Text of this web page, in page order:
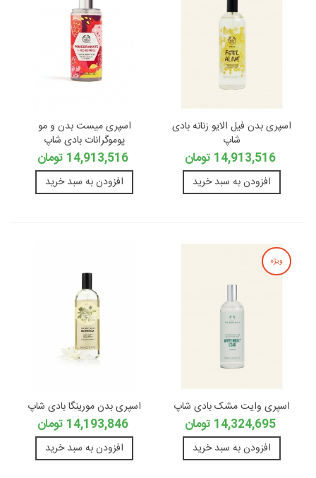
اسپری بدن فیل الایو زنانه بادی
شاپ
14,913,516 تومان
افزودن به سبد خرید
اسپری میست بدن و مو
پوموگرانات بادی شاپ
14,913,516 تومان
افزودن به سبد خرید
ویژه
اسپری وایت مشک بادی شاپ
14,324,695 تومان
افزودن به سبد خرید
اسپری بدن مورینگا بادی شاپ
14,193,846 تومان
افزودن به سبد خرید